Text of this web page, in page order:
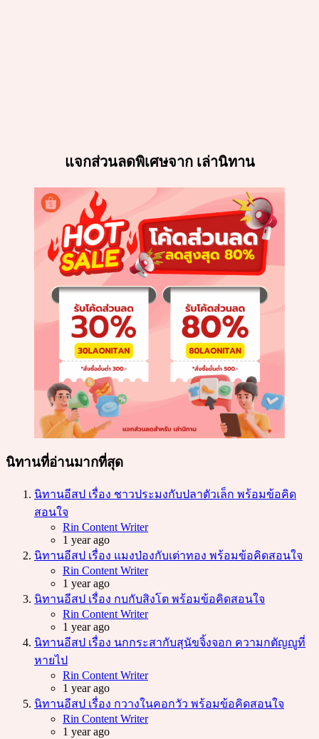
แจกส่วนลดพิเศษจาก เล่านิทาน
นิทานที่อ่านมากที่สุด
นิทานอีสป เรื่อง ชาวประมงกับปลาตัวเล็ก พร้อมข้อคิด
สอนใจ
Posted
Rin Content Writer
1 year ago
นิทานอีสป เรื่อง แมงป่องกับเต่าทอง พร้อมข้อคิดสอนใจ
Posted
Rin Content Writer
1 year ago
นิทานอีสป เรื่อง กบกับสิงโต พร้อมข้อคิดสอนใจ
Posted
Rin Content Writer
1 year ago
นิทานอีสป เรื่อง นกกระสากับสุนัขจิ้งจอก ความกตัญญูที่
หายไป
Posted
Rin Content Writer
1 year ago
นิทานอีสป เรื่อง กวางในคอกวัว พร้อมข้อคิดสอนใจ
Posted
Rin Content Writer
1 year ago